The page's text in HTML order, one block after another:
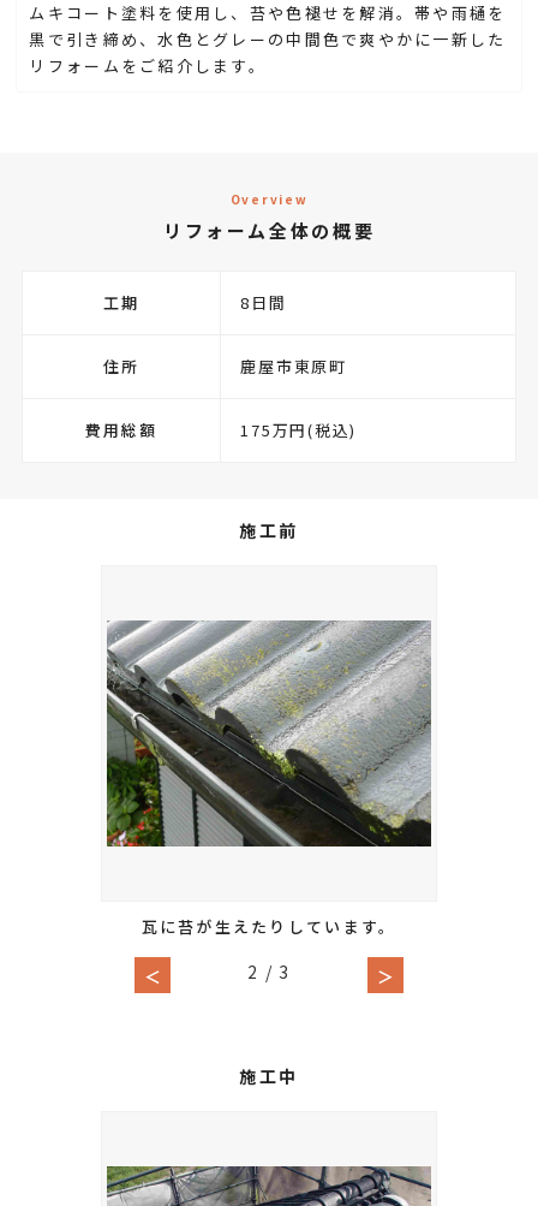
ムキコート塗料を使用し、苔や色褪せを解消。帯や雨樋を
黒で引き締め、水色とグレーの中間色で爽やかに一新した
リフォームをご紹介します。
Overview
リフォーム全体の概要
工期 8日間
住所 鹿屋市東原町
費用総額 175万円(税込)
施工前
＜
瓦に苔が生えたりしています。
＞
2 / 3
施工中